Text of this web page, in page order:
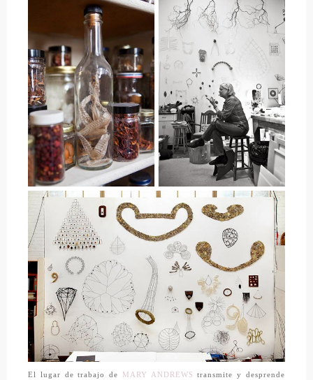
El lugar de trabajo de MARY ANDREWS
transmite y desprende